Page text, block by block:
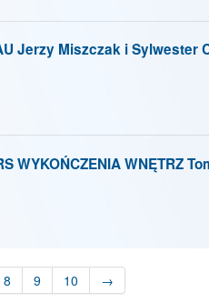
Jerzy Miszczak i Sylwester
WYKOŃCZENIA WNĘTRZ
8 9 10 →